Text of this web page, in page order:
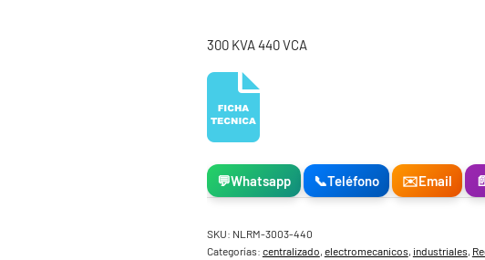
300 KVA 440 VCA
💬Whatsapp 📞Teléfono ✉️Email
SKU: NLRM-3003-440
Categorías: centralizado electromecanicos industriales